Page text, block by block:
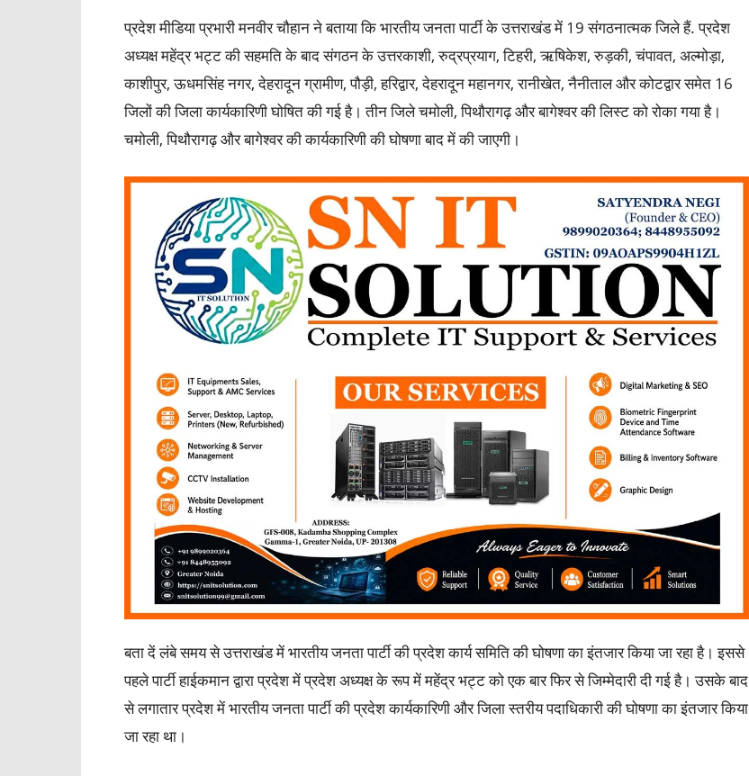
प्रदेश मीडिया प्रभारी मनवीर चौहान ने बताया कि भारतीय जनता पार्टी के उत्तराखंड में 19 संगठनात्मक जिले हैं. प्रदेश
अध्यक्ष महेंद्र भट्ट की सहमति के बाद संगठन के उत्तरकाशी, रुद्रप्रयाग, टिहरी, ऋषिकेश, रुड़की, चंपावत, अल्मोड़ा,
काशीपुर, ऊधमसिंह नगर, देहरादून ग्रामीण, पौड़ी, हरिद्वार, देहरादून महानगर, रानीखेत, नैनीताल और कोटद्वार समेत 16
जिलों की जिला कार्यकारिणी घोषित की गई है। तीन जिले चमोली, पिथौरागढ़ और बागेश्वर की लिस्ट को रोका गया है।
चमोली, पिथौरागढ़ और बागेश्वर की कार्यकारिणी की घोषणा बाद में की जाएगी।
बता दें लंबे समय से उत्तराखंड में भारतीय जनता पार्टी की प्रदेश कार्य समिति की घोषणा का इंतजार किया जा रहा है। इससे
पहले पार्टी हाईकमान द्वारा प्रदेश में प्रदेश अध्यक्ष के रूप में महेंद्र भट्ट को एक बार फिर से जिम्मेदारी दी गई है। उसके बाद
से लगातार प्रदेश में भारतीय जनता पार्टी की प्रदेश कार्यकारिणी और जिला स्तरीय पदाधिकारी की घोषणा का इंतजार किया
जा रहा था।